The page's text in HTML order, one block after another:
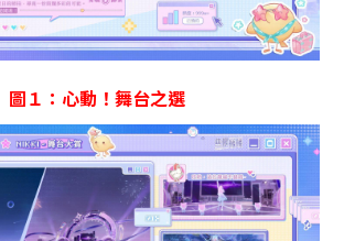
圖１：心動！舞台之選